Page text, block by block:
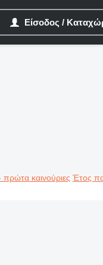
Είσοδος /
καινούριες Έτος